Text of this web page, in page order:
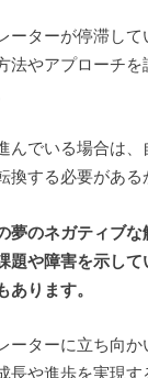
ーターが停滞し
法やアプローチ
んでいる場合は
換する必要がある
夢のネガティブ
題や障害を示し
あります。
ーターに立ち向
長や進歩を実現す